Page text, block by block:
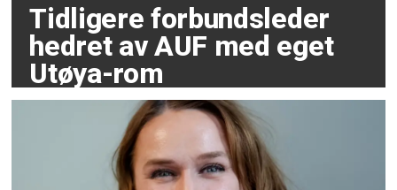
Tidligere forbundsleder
hedret av AUF med eget
Utøya-rom